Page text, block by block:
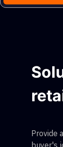
Provide
buyer's